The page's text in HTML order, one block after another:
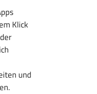
Klick
und